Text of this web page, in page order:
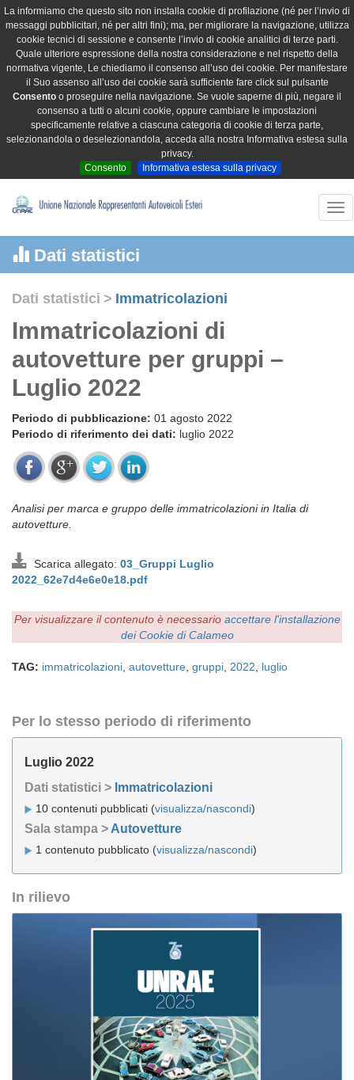
La informiamo che questo sito non installa cookie di profilazione (né per l’invio di
messaggi pubblicitari, né per altri fini); ma, per migliorare la navigazione, utilizza
cookie tecnici di sessione e consente l’invio di cookie analitici di terze parti.
Quale ulteriore espressione della nostra considerazione e nel rispetto della
normativa vigente, Le chiediamo il consenso all’uso dei cookie. Per manifestare
il Suo assenso all’uso dei cookie sarà sufficiente fare click sul pulsante
Consento o proseguire nella navigazione. Se vuole saperne di più, negare il
consenso a tutti o alcuni cookie, oppure cambiare le impostazioni
specificamente relative a ciascuna categoria di cookie di terza parte,
selezionandola o deselezionandola, acceda alla nostra Informativa estesa sulla
privacy.
Consento
Informativa estesa sulla privacy
Dati statistici
Dati statistici > Immatricolazioni
Immatricolazioni di
autovetture per gruppi –
Luglio 2022
Periodo di pubblicazione: 01 agosto 2022
Periodo di riferimento dei dati: luglio 2022
Analisi per marca e gruppo delle immatricolazioni in Italia di
autovetture.
Scarica allegato: 03_Gruppi Luglio
2022_62e7d4e6e0e18.pdf
Per visualizzare il contenuto è necessario accettare l'installazione
dei Cookie di Calameo
TAG: immatricolazioni autovetture gruppi 2022 luglio
Per lo stesso periodo di riferimento
Luglio 2022
Dati statistici > Immatricolazioni
10 contenuti pubblicati (visualizza/nascondi)
Sala stampa > Autovetture
1 contenuto pubblicato (visualizza/nascondi)
In rilievo